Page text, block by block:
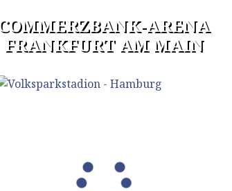
COMMERZBANK-ARENA
FRANKFURT AM MAIN